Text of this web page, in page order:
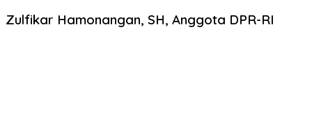
Zulfikar Hamonangan, SH, Anggota DPR-RI